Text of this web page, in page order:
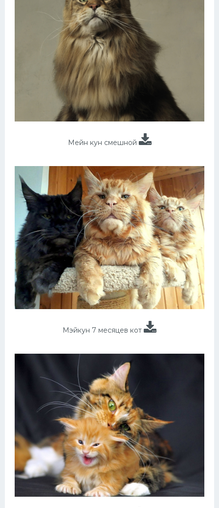
Мейн кун смешной
Мэйкун 7 месяцев кот